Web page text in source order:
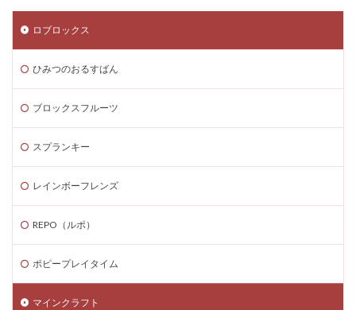
ロブロックス
ひみつのおるすばん
ブロックスフルーツ
スプランキー
レインボーフレンズ
REPO（ルポ）
ポピープレイタイム
マインクラフト